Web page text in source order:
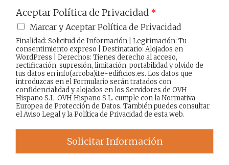
Aceptar Política de Privacidad *
Marcar y Aceptar Política de Privacidad
Finalidad: Solicitud de Información | Legitimación: Tu
consentimiento expreso | Destinatario: Alojados en
WordPress | Derechos: Tienes derecho al acceso,
rectificación, supresión, limitación, portabilidad y olvido de
tus datos en info(arroba)ite-edificios.es. Los datos que
introduzcas en el Formulario serán tratados con
confidencialidad y alojados en los Servidores de OVH
Hispano S.L. OVH Hispano S.L. cumple con la Normativa
Europea de Protección de Datos. También puedes consultar
elAviso Legaly laPolítica de Privacidadde esta web.
Solicitar Información